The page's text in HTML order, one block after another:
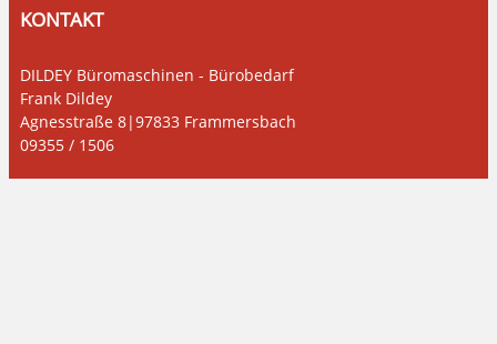
KONTAKT
DILDEY Büromaschinen - Bürobedarf
Frank Dildey
Agnesstraße 8|97833 Frammersbach
09355 / 1506